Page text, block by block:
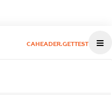
CAHEADER.GETTEST